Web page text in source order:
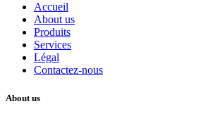
Accueil
About us
Produits
Services
Légal
Contactez-nous
About us